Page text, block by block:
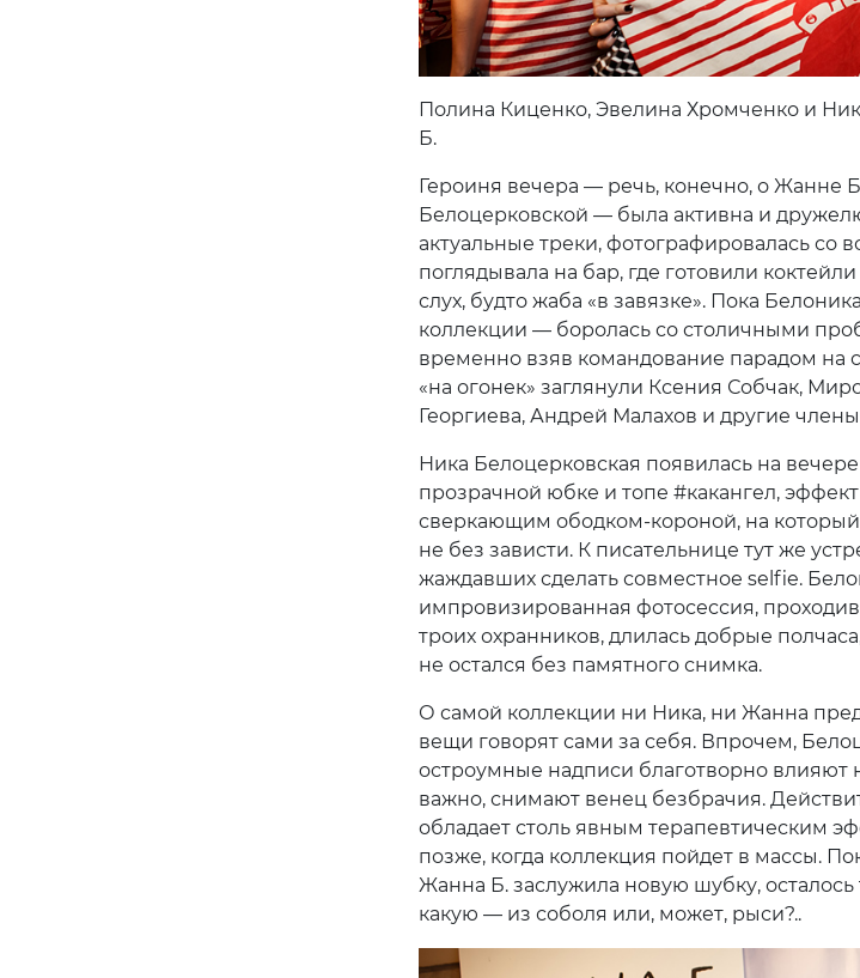
Полина Киценко, Эвелина Хромченко и
Б.
Героиня вечера — речь, конечно, о Жанне
Белоцерковской — была активна и
актуальные треки, фотографировалась
поглядывала на бар, где готовили
слух, будто жаба «в завязке». Пока
коллекции — боролась со столичными
временно взяв командование парадом на
«на огонек» заглянули Ксения Собчак,
Георгиева, Андрей Малахов и другие
Ника Белоцерковская появилась на
прозрачной юбке и топе #какангел,
сверкающим ободком-короной, на
не без зависти. К писательнице тут же
жаждавших сделать совместное selfie.
импровизированная фотосессия,
троих охранников, длилась добрые
не остался без памятного снимка.
О самой коллекции ни Ника, ни Жанна
вещи говорят сами за себя. Впрочем,
остроумные надписи благотворно влияют
важно, снимают венец безбрачия.
обладает столь явным терапевтическим
позже, когда коллекция пойдет в массы.
Жанна Б. заслужила новую шубку, осталось
какую — из соболя или, может, рыси?..